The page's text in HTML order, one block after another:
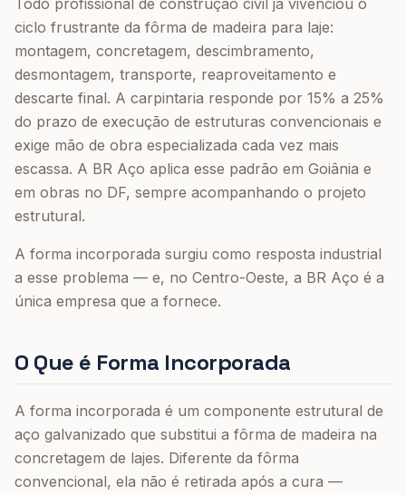
Todo profissional de construção civil já vivenciou o
ciclo frustrante da fôrma de madeira para laje:
montagem, concretagem, descimbramento,
desmontagem, transporte, reaproveitamento e
descarte final. A carpintaria responde por 15% a 25%
do prazo de execução de estruturas convencionais e
exige mão de obra especializada cada vez mais
escassa. A BR Aço aplica esse padrão em Goiânia e
em obras no DF, sempre acompanhando o projeto
estrutural.
A forma incorporada surgiu como resposta industrial
a esse problema — e, no Centro-Oeste, a BR Aço é a
única empresa que a fornece.
O Que é Forma Incorporada
A forma incorporada é um componente estrutural de
aço galvanizado que substitui a fôrma de madeira na
concretagem de lajes. Diferente da fôrma
convencional, ela não é retirada após a cura —